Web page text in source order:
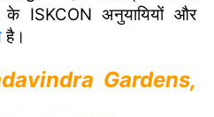
ISKCON अनुयायियों और
है।
Gardens,